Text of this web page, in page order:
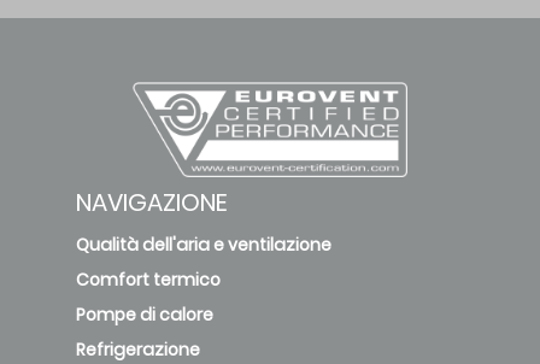
NAVIGAZIONE
Qualità dell'aria e ventilazione
Comfort termico
Pompe di calore
Refrigerazione